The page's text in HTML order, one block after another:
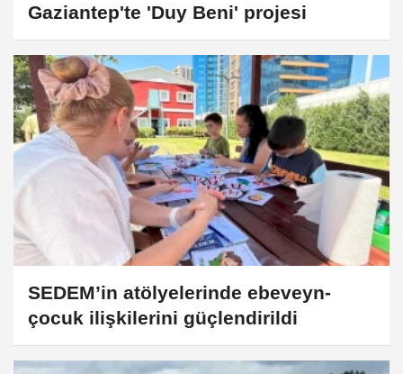
Gaziantep'te 'Duy Beni' projesi
SEDEM’in atölyelerinde ebeveyn-
çocuk ilişkilerini güçlendirildi